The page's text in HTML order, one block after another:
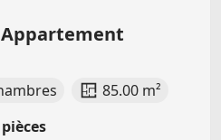
Appartement
85.00 m²